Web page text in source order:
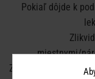
Pokiaľ dôjde k
miestnymi/
Zapálené sviečky